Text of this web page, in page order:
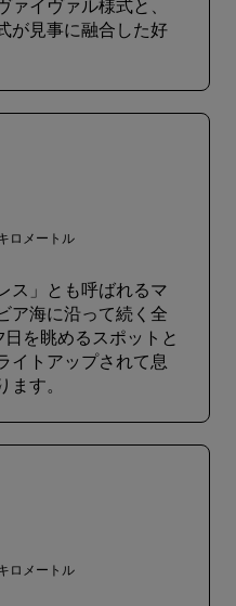
が見事に融合した好
ロメートル
ス」とも呼ばれるマ
ア海に沿って続く全
を眺めるスポットと
イトアップされて息
す。
ロメートル